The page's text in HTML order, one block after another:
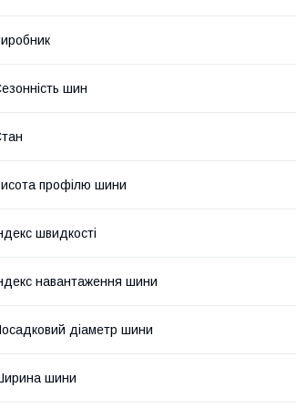
шин
профілю шини
швидкості
навантаження шини
діаметр шини
шини